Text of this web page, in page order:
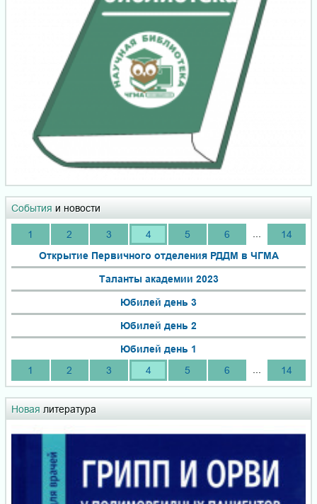
События и новости
1 2 3 4 5 6
14
Открытие Первичного отделения РДДМ в ЧГМА
Таланты академии 2023
Юбилей день 3
Юбилей день 2
Юбилей день 1
1
2 3 4 5 6 14
Новая литература